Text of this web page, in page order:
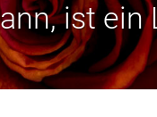
ist ein